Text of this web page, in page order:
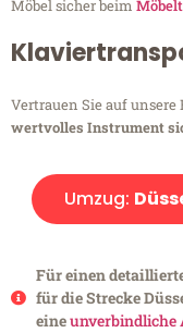
Möbel sicher beim
Vertrauen Sie auf unsere
wertvolles Instrument
Umzug:
Für einen
für die Strecke
eineunverbindliche